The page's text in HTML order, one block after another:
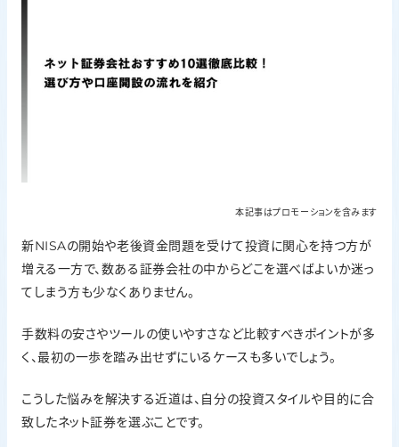
本記事はプロモーションを含みます
新NISAの開始や老後資金問題を受けて投資に関心を持つ方が
増える一方で、数ある証券会社の中からどこを選べばよいか迷っ
てしまう方も少なくありません。
手数料の安さやツールの使いやすさなど比較すべきポイントが多
く、最初の一歩を踏み出せずにいるケースも多いでしょう。
こうした悩みを解決する近道は、自分の投資スタイルや目的に合
致したネット証券を選ぶことです。